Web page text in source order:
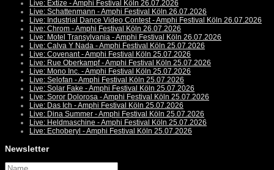
Live: Extize - Amphi Festival Köln 26.07.2026
Live: Schattenmann - Amphi Festival Köln 26.07.2026
Live: Industrial Dance Video Contest - Amphi Festival Köln 26.07.2026
Live: Chrom - Amphi Festival Köln 26.07.2026
Live: Motel Transylvania - Amphi Festival Köln 26.07.2026
Live: Calva Y Nada - Amphi Festival Köln 25.07.2026
Live: Covenant - Amphi Festival Köln 25.07.2026
Live: Rue Oberkampf - Amphi Festival Köln 25.07.2026
Live: Mono Inc. - Amphi Festival Köln 25.07.2026
Live: Selofan - Amphi Festival Köln 25.07.2026
Live: Solar Fake - Amphi Festival Köln 25.07.2026
Live: Soror Dolorosa - Amphi Festival Köln 25.07.2026
Live: Das Ich - Amphi Festival Köln 25.07.2026
Live: Dina Summer - Amphi Festival Köln 25.07.2026
Live: Heldmaschine - Amphi Festival Köln 25.07.2026
Live: Echoberyl - Amphi Festival Köln 25.07.2026
Newsletter